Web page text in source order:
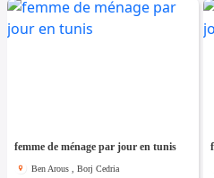
femme de ménage par jour en tunis
Ben Arous , Borj Cedria